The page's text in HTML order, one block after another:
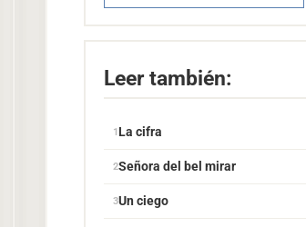
Leer también:
La cifra
Señora del bel mirar
Un ciego